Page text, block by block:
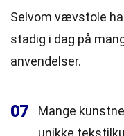
Selvom vævstole
stadig i dag på
anvendelser.
07
Mange
unikke